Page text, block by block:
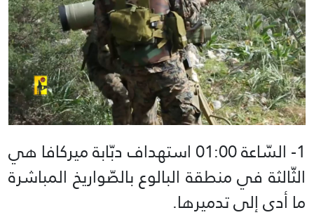
1- السّاعة 01:00 استهداف دبّابة ميركافا هي
الثّالثة في منطقة البالوع بالصّواريخ المباشرة
ما أدى إلى تدميرها.